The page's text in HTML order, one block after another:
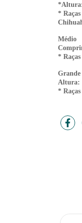
*
Médio
*
Grande
Altura:
*